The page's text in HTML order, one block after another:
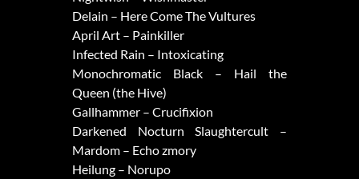
Delain – Here Come The Vultures
April Art – Painkiller
Infected Rain – Intoxicating
Monochromatic Black – Hail the
Queen (the Hive)
Gallhammer – Crucifixion
Darkened Nocturn Slaughtercult –
Mardom – Echo zmory
Heilung – Norupo